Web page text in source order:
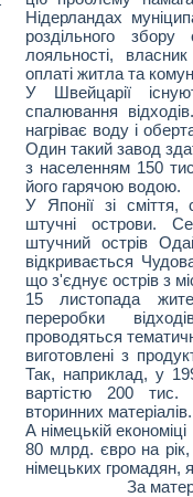
Нідерландах
роздільного збору
лояльності,
оплаті житла та
У Швейцарії
спалювання
нагріває воду і
Один такий завод
з населенням 150
його гарячою водою.
У Японії зі сміття,
штучні острови.
штучний острів
відкривається
що з'єднує острів з
15 листопада
переробки
проводяться
виготовлені з
Так, наприклад, у
вартістю 200 тис.
вторинних матеріалів.
А німецькій
80 млрд. євро на
німецьких громадян,
За